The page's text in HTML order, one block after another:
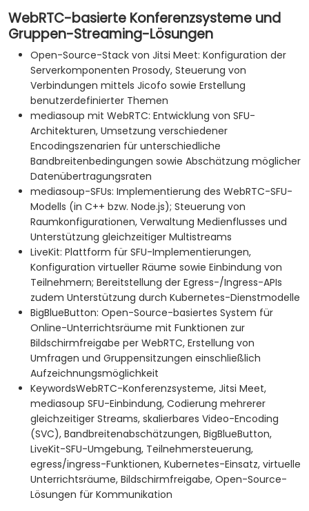
WebRTC-basierte Konferenzsysteme und
Gruppen-Streaming-Lösungen
Open-Source-Stack von Jitsi Meet: Konfiguration der
Serverkomponenten Prosody, Steuerung von
Verbindungen mittels Jicofo sowie Erstellung
benutzerdefinierter Themen
mediasoup mit WebRTC: Entwicklung von SFU-
Architekturen, Umsetzung verschiedener
Encodingszenarien für unterschiedliche
Bandbreitenbedingungen sowie Abschätzung möglicher
Datenübertragungsraten
mediasoup-SFUs: Implementierung des WebRTC-SFU-
Modells (in C++ bzw. Node.js); Steuerung von
Raumkonfigurationen, Verwaltung Medienflusses und
Unterstützung gleichzeitiger Multistreams
LiveKit: Plattform für SFU-Implementierungen,
Konfiguration virtueller Räume sowie Einbindung von
Teilnehmern; Bereitstellung der Egress-/Ingress-APIs
zudem Unterstützung durch Kubernetes-Dienstmodelle
BigBlueButton: Open-Source-basiertes System für
Online-Unterrichtsräume mit Funktionen zur
Bildschirmfreigabe per WebRTC, Erstellung von
Umfragen und Gruppensitzungen einschließlich
Aufzeichnungsmöglichkeit
KeywordsWebRTC-Konferenzsysteme, Jitsi Meet,
mediasoup SFU-Einbindung, Codierung mehrerer
gleichzeitiger Streams, skalierbares Video-Encoding
(SVC), Bandbreitenabschätzungen, BigBlueButton,
LiveKit-SFU-Umgebung, Teilnehmersteuerung,
egress/ingress-Funktionen, Kubernetes-Einsatz, virtuelle
Unterrichtsräume, Bildschirmfreigabe, Open-Source-
Lösungen für Kommunikation